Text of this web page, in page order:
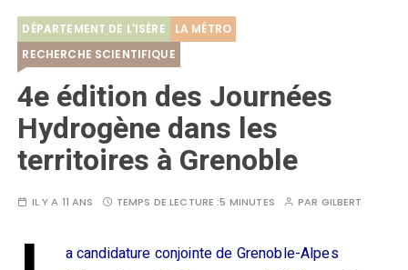
DÉPARTEMENT DE L'ISÈRE
LA MÉTRO
RECHERCHE SCIENTIFIQUE
4e édition des Journées
Hydrogène dans les
territoires à Grenoble
IL Y A 11 ANS TEMPS DE LECTURE :5 MINUTES PAR GILBERT
a candidature conjointe de Grenoble-Alpes